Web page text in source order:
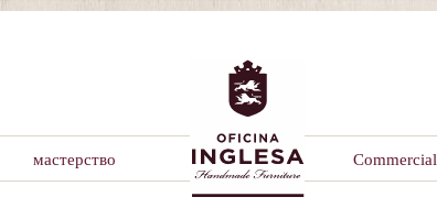
мастерство Commercial